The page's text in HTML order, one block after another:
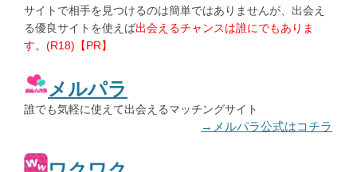
サイトで相手を見つけるのは簡単ではありませんが、出会え
る優良サイトを使えば出会えるチャンスは誰にでもありま
す。 (R18)【PR】
メルパラ
誰でも気軽に使えて出会えるマッチングサイト
→メルパラ公式はコチラ